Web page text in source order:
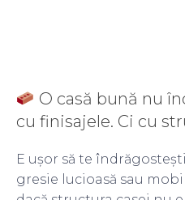
O casă bună nu
cu finisajele. Ci cu
E ușor să te
gresie lucioasă sau